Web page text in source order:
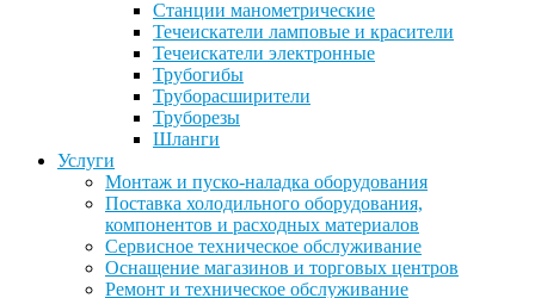
Станции манометрические
Течеискатели ламповые и красители
Течеискатели электронные
Трубогибы
Труборасширители
Труборезы
Шланги
Услуги
Монтаж и пуско-наладка оборудования
Поставка холодильного оборудования,
компонентов и расходных материалов
Сервисное техническое обслуживание
Оснащение магазинов и торговых центров
Ремонт и техническое обслуживание